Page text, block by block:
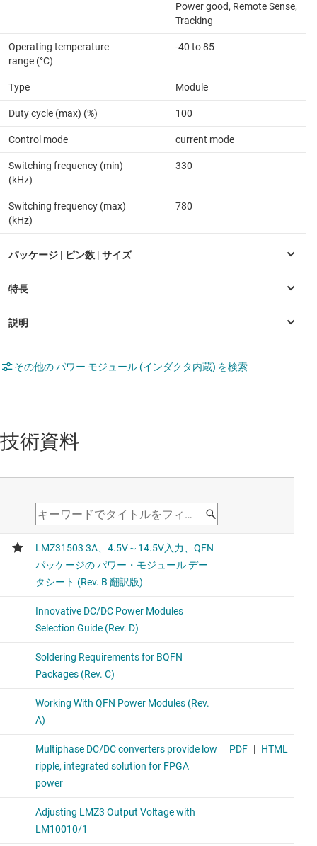
Power good, Remote Sense,
Tracking
Operating temperature
range (°C)
-40 to 85
Type Module
Duty cycle (max) (%) 100
Control mode current mode
Switching frequency (min)
(kHz)
330
Switching frequency (max)
(kHz)
780
その他の パワー モジュール (インダクタ内蔵) を検索
技術資料